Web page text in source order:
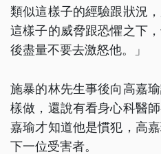
類似這樣子的經驗跟狀況
這樣子的威脅跟恐懼之下
後盡量不要去激怒他。」
施暴的林先生事後向高嘉
樣做，還說有看身心科醫
嘉瑜才知道他是慣犯，高
下一位受害者。